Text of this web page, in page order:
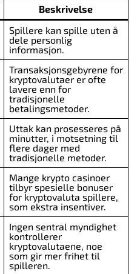
Beskrivelse
Spillere kan spille uten å
dele personlig
informasjon.
Transaksjonsgebyrene for
kryptovalutaer er ofte
lavere enn for
tradisjonelle
betalingsmetoder.
Uttak kan prosesseres på
minutter, i motsetning til
flere dager med
tradisjonelle metoder.
Mange krypto casinoer
tilbyr spesielle bonuser
for kryptovaluta spillere,
som ekstra insentiver.
Ingen sentral myndighet
kontrollerer
kryptovalutaene, noe
som gir mer frihet til
spilleren.